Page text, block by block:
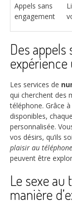
Appels sans
engagement
Des appels
Les services de
qui cherchent des
téléphone. Grâce
disponibles,
personnalisée.
vos désirs, qu’ils
plaisir au téléphone
peuvent être
Le sexe au
manière